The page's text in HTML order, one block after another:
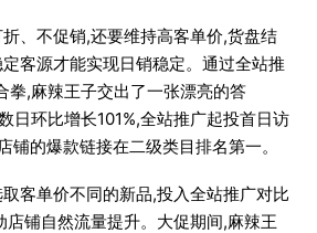
、不促销,还要维持高客单价,货盘结
客源才能实现日销稳定。通过全站推
拳,麻辣王子交出了一张漂亮的答
日环比增长101%,全站推广起投首日访
铺的爆款链接在二级类目排名第一。
客单价不同的新品,投入全站推广对比
店铺自然流量提升。大促期间,麻辣王